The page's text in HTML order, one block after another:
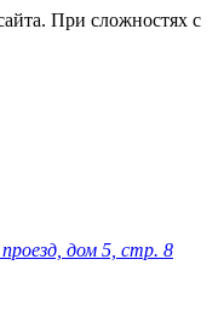
При сложностях с
дом 5, стр. 8